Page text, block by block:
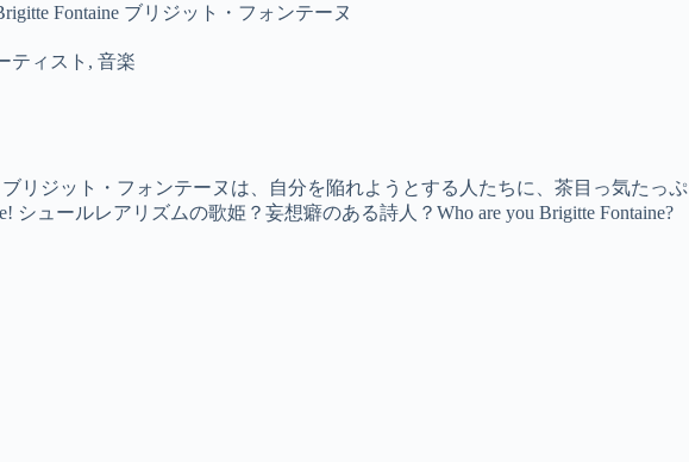
Fontaine ブリジット・フォンテーヌ
ティスト , 音楽
リジット・フォンテーヌは、自分を陥れようとする人たちに、茶目っ気たっぷ
シュールレアリズムの歌姫？妄想癖のある詩人？Who are you Brigitte Fontaine?